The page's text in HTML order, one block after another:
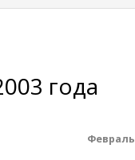
года
Февраль